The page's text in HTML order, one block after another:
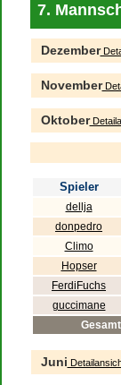
7.
Dezember
November
Oktober
Spieler
dellja
donpedro
Climo
Hopser
FerdiFuchs
guccimane
Gesamt
Juni